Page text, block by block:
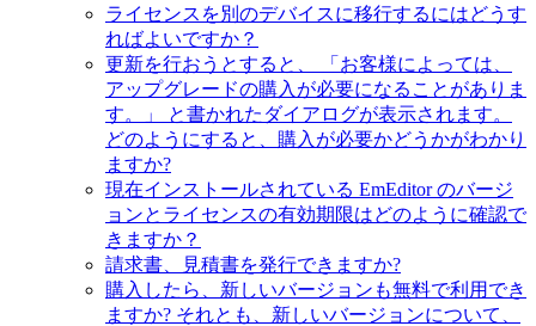
ライセンスを別のデバイスに移行するにはどうす
ればよいですか？
更新を行おうとすると、 「お客様によっては、
アップグレードの購入が必要になることがありま
す。」 と書かれたダイアログが表示されます。
どのようにすると、購入が必要かどうかがわかり
ますか?
現在インストールされている EmEditor のバージ
ョンとライセンスの有効期限はどのように確認で
きますか？
請求書、見積書を発行できますか?
購入したら、新しいバージョンも無料で利用でき
ますか? それとも、新しいバージョンについて、